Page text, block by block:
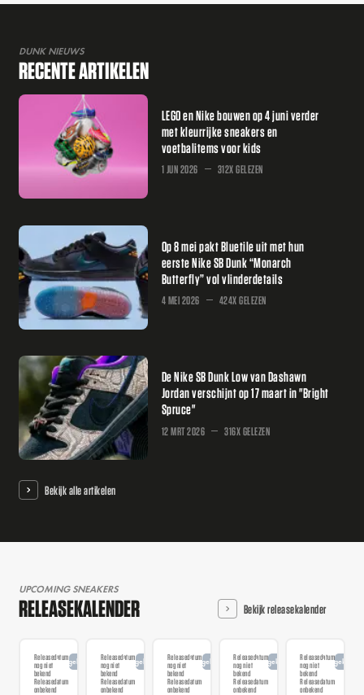
DUNK NIEUWS
RECENTE ARTIKELEN
LEGO en Nike bouwen op 4 juni verder
met kleurrijke sneakers en
voetbalitems voor kids
1 JUN 2026 312X GELEZEN
Op 8 mei pakt Bluetile uit met hun
eerste Nike SB Dunk “Monarch
Butterfly” vol vlinderdetails
4 MEI 2026 424X GELEZEN
De Nike SB Dunk Low van Dashawn
Jordan verschijnt op 17 maart in "Bright
Spruce"
12 MRT 2026 316X GELEZEN
Bekijk alle artikelen
UPCOMING SNEAKERS
RELEASEKALENDER Bekijk releasekalender
Releasedatum
nog niet
bekend
Releasedatum
onbekend
AangekondigdReleasedatum
nog niet
bekend
Releasedatum
onbekend
AangekondigdReleasedatum
nog niet
bekend
Releasedatum
onbekend
AangekondigdReleasedatum
nog niet
bekend
Releasedatum
onbekend
AangekondigdReleasedatum
nog niet
bekend
Releasedatum
onbekend